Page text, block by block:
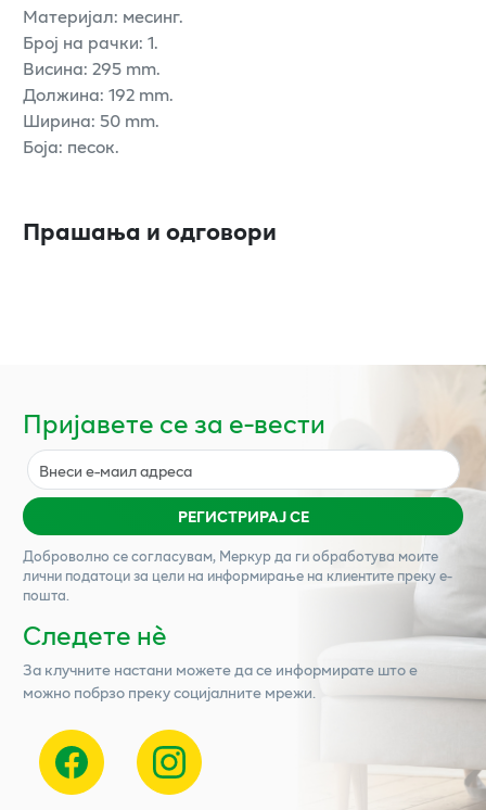
Материјал: месинг.
Број на рачки: 1.
Висина: 295 mm.
Должина: 192 mm.
Ширина: 50 mm.
Боја: песок.
Прашања и одговори
Пријавете се за е-вести
РЕГИСТРИРАЈ СЕ
Доброволно се согласувам, Меркурда ги обработува моите
лични податоци за цели на информирање на клиентите преку е-
пошта.
Следете нѐ
За клучните настани можете да се информирате што е
можно побрзо преку социјалните мрежи.